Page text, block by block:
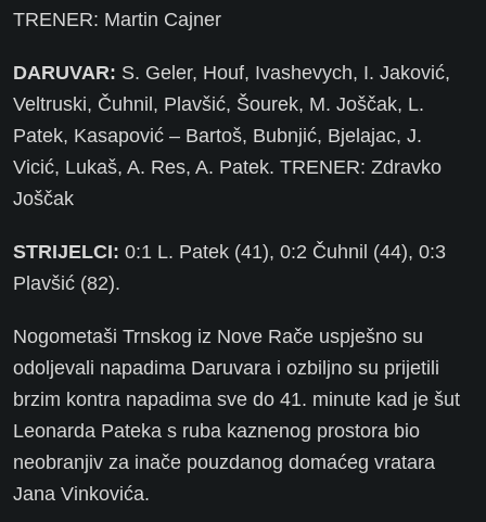
TRENER: Martin Cajner
DARUVAR: S. Geler, Houf, Ivashevych, I. Jaković,
Veltruski, Čuhnil, Plavšić, Šourek, M. Joščak, L.
Patek, Kasapović – Bartoš, Bubnjić, Bjelajac, J.
Vicić, Lukaš, A. Res, A. Patek. TRENER: Zdravko
Joščak
STRIJELCI: 0:1 L. Patek (41), 0:2 Čuhnil (44), 0:3
Plavšić (82).
Nogometaši Trnskog iz Nove Rače uspješno su
odoljevali napadima Daruvara i ozbiljno su prijetili
brzim kontra napadima sve do 41. minute kad je šut
Leonarda Pateka s ruba kaznenog prostora bio
neobranjiv za inače pouzdanog domaćeg vratara
Jana Vinkovića.